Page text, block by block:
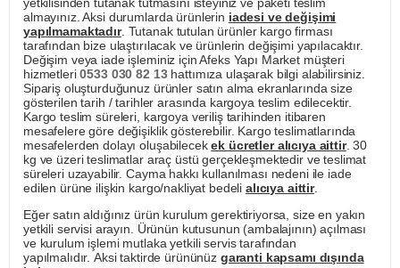
almayınız. Aksi durumlarda ürünlerin iadesi ve değişimi
yapılmamaktadır. Tutanak tutulan ürünler kargo firması
tarafından bize ulaştırılacak ve ürünlerin değişimi yapılacaktır.
Değişim veya iade işleminiz için Afeks Yapı Market müşteri
hizmetleri0533 030 82 13hattımıza ulaşarak bilgi alabilirsiniz.
Sipariş oluşturduğunuz ürünler satın alma ekranlarında size
gösterilen tarih / tarihler arasında kargoya teslim edilecektir.
Kargo teslim süreleri, kargoya veriliş tarihinden itibaren
mesafelere göre değişiklik gösterebilir. Kargo teslimatlarında
mesafelerden dolayı oluşabilecekek ücretler alıcıya aittir. 30
kg ve üzeri teslimatlar araç üstü gerçekleşmektedir ve teslimat
süreleri uzayabilir. Cayma hakkı kullanılması nedeni ile iade
edilen ürüne ilişkin kargo/nakliyat bedeli alıcıya aittir.
Eğer satın aldığınız ürün kurulum gerektiriyorsa, size en yakın
yetkili servisi arayın. Ürünün kutusunun (ambalajının) açılması
ve kurulum işlemi mutlaka yetkili servis tarafından
yapılmalıdır. Aksi taktirde ürününüz garanti kapsamı dışında